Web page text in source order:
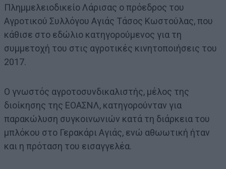
Πλημμελειοδικείο Λάρισας ο πρόεδρος του
Αγροτικού Συλλόγου Αγιάς Τάσος Κωστούλας, που
κάθισε στο εδώλιο κατηγορούμενος για τη
συμμετοχή του στις αγροτικές κινητοποιήσεις του
2017.
Ο γνωστός αγροτοσυνδικαλιστής, μέλος της
διοίκησης της ΕΟΑΣΝΛ, κατηγορούνταν για
παρακώλυση συγκοινωνιών κατά τη διάρκεια του
μπλόκου στο Γερακάρι Αγιάς, ενώ αθωωτική ήταν
και η πρόταση του εισαγγελέα.